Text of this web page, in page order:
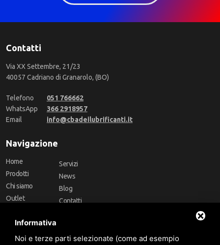
Contatti
Via XX Settembre, 21/23
40057 Cadriano di Granarolo, (BO)
Telefono
051 766662
WhatsApp
366 2918957
Email
info@cbadeilubrificanti.it
Navigazione
Home
Prodotti
Chi siamo
Outlet
Marchi
Servizi
News
Blog
Contatti
Informativa
Noi e terze parti selezionate (come ad esempio